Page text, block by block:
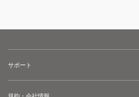
サポート